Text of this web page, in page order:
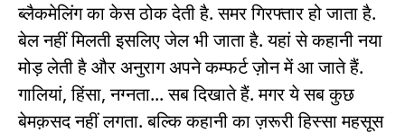
ब्लैकमेलिंग का केस ठोक देती है. समर गिरफ्तार हो जाता है.
बेल नहीं मिलती इसलिए जेल भी जाता है. यहां से कहानी नया
मोड़ लेती है और अनुराग अपने कम्फर्ट ज़ोन में आ जाते हैं.
गालियां, हिंसा, नग्नता... सब दिखाते हैं. मगर ये सब कुछ
बेमक़सद नहीं लगता. बल्कि कहानी का ज़रूरी हिस्सा महसूस